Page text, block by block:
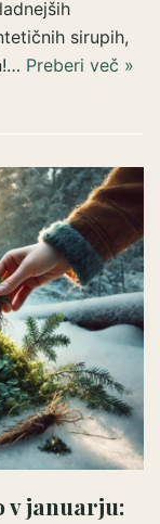
sirupih,
Preberi več »
v januarju: